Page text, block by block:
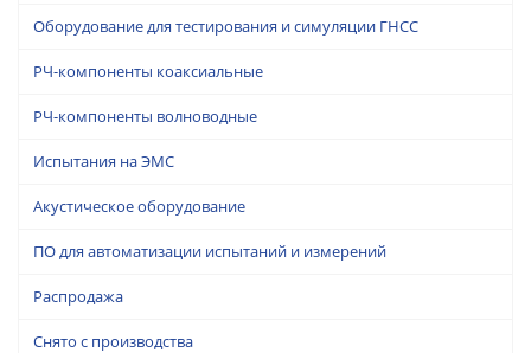
Оборудование для тестирования и симуляции ГНСС
РЧ-компоненты коаксиальные
РЧ-компоненты волноводные
Испытания на ЭМС
Акустическое оборудование
ПО для автоматизации испытаний и измерений
Распродажа
Снято с производства